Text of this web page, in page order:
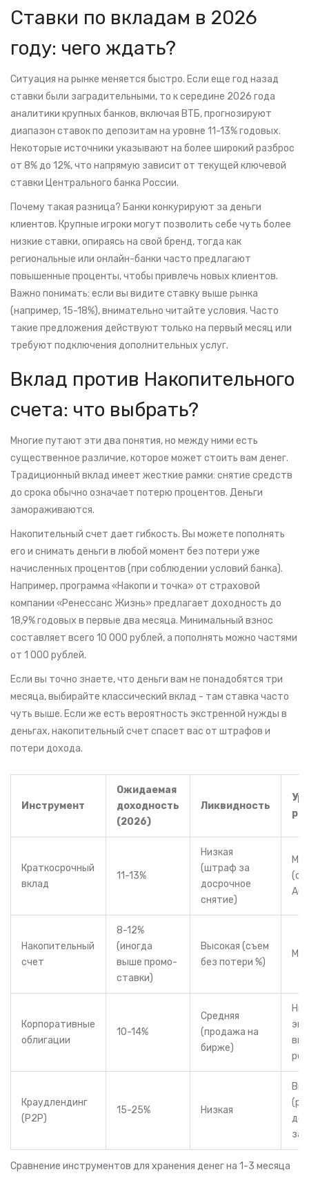
Ставки по вкладам в 2026
году: чего ждать?
Ситуация на рынке меняется быстро. Если еще год назад
ставки были заградительными, то к середине 2026 года
аналитики крупных банков, включая ВТБ, прогнозируют
диапазон ставок по депозитам на уровне 11-13% годовых.
Некоторые источники указывают на более широкий разброс
от 8% до 12%, что напрямую зависит от текущей ключевой
ставки Центрального банка России.
Почему такая разница? Банки конкурируют за деньги
клиентов. Крупные игроки могут позволить себе чуть более
низкие ставки, опираясь на свой бренд, тогда как
региональные или онлайн-банки часто предлагают
повышенные проценты, чтобы привлечь новых клиентов.
Важно понимать: если вы видите ставку выше рынка
(например, 15-18%), внимательно читайте условия. Часто
такие предложения действуют только на первый месяц или
требуют подключения дополнительных услуг.
Вклад против Накопительного
счета: что выбрать?
Многие путают эти два понятия, но между ними есть
существенное различие, которое может стоить вам денег.
Традиционный вклад имеет жесткие рамки: снятие средств
до срока обычно означает потерю процентов. Деньги
замораживаются.
Накопительный счет дает гибкость. Вы можете пополнять
его и снимать деньги в любой момент без потери уже
начисленных процентов (при соблюдении условий банка).
Например, программа «Накопи и точка» от страховой
компании «Ренессанс Жизнь» предлагает доходность до
18,9% годовых в первые два месяца. Минимальный взнос
составляет всего 10 000 рублей, а пополнять можно частями
от 1 000 рублей.
Если вы точно знаете, что деньги вам не понадобятся три
месяца, выбирайте классический вклад - там ставка часто
чуть выше. Если же есть вероятность экстренной нужды в
деньгах, накопительный счет спасет вас от штрафов и
потери дохода.
Сравнение инструментов для хранения денег на 1-3 месяца
Инструмент
Ожидаемая
доходность
(2026)
Ликвидность
Краткосрочный
вклад
11-13%
Низкая
(штраф за
досрочное
снятие)
Накопительный
счет
8-12%
(иногда
выше промо-
ставки)
Высокая (съем
без потери %)
Корпоративные
облигации
10-14%
Средняя
(продажа на
бирже)
Краудлендинг
(P2P)
15-25% Низкая